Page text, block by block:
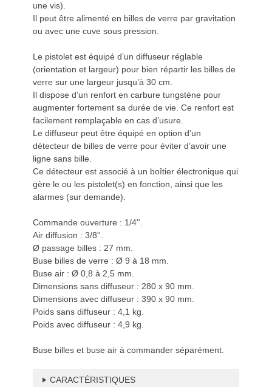
une vis).
Il peut être alimenté en billes de verre par gravitation
ou avec une cuve sous pression.
Le pistolet est équipé d’un diffuseur réglable
(orientation et largeur) pour bien répartir les billes de
verre sur une largeur jusqu’à 30 cm.
Il dispose d’un renfort en carbure tungstène pour
augmenter fortement sa durée de vie. Ce renfort est
facilement remplaçable en cas d’usure.
Le diffuseur peut être équipé en option d’un
détecteur de billes de verre pour éviter d’avoir une
ligne sans bille.
Ce détecteur est associé à un boîtier électronique qui
gère le ou les pistolet(s) en fonction, ainsi que les
alarmes (sur demande).
Commande ouverture : 1/4''.
Air diffusion : 3/8''.
Ø passage billes : 27 mm.
Buse billes de verre : Ø 9 à 18 mm.
Buse air : Ø 0,8 à 2,5 mm.
Dimensions sans diffuseur : 280 x 90 mm.
Dimensions avec diffuseur : 390 x 90 mm.
Poids sans diffuseur : 4,1 kg.
Poids avec diffuseur : 4,9 kg.
Buse billes et buse air à commander séparément.
CARACTÉRISTIQUES